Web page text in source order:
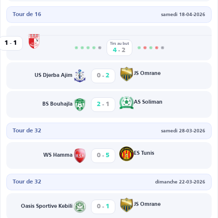
Tour de 16 samedi 18-04-2026
Edda
1 - 1 Tirs au but
4 - 2
US Djerba Ajim 0 - 2 JS Omrane
BS Bouhajla 2 - 1 AS Soliman
Tour de 32 samedi 28-03-2026
WS Hamma 0 - 5 ES Tunis
Tour de 32 dimanche 22-03-2026
Oasis Sportive Kebili 0 - 1 JS Omrane